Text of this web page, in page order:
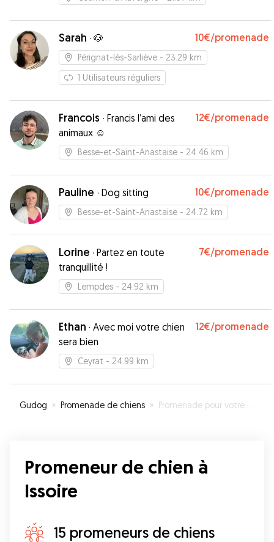
Sarah · 🐶 10€/promenade
Pérignat-lès-Sarliève - 23.29 km
1 Utilisateurs réguliers
Francois · Francis l’ami des
animaux ☺️
12€/promenade
Besse-et-Saint-Anastaise - 24.46 km
Pauline · Dog sitting 10€/promenade
Besse-et-Saint-Anastaise - 24.72 km
Lorine · Partez en toute
tranquillité !
7€/promenade
Lempdes - 24.92 km
Ethan · Avec moi votre chien
sera bien
12€/promenade
Ceyrat - 24.99 km
Gudog » Promenade de chiens » Promenade pour votre chien à Issoire
Promeneur de chien à
Issoire
15 promeneurs de chiens